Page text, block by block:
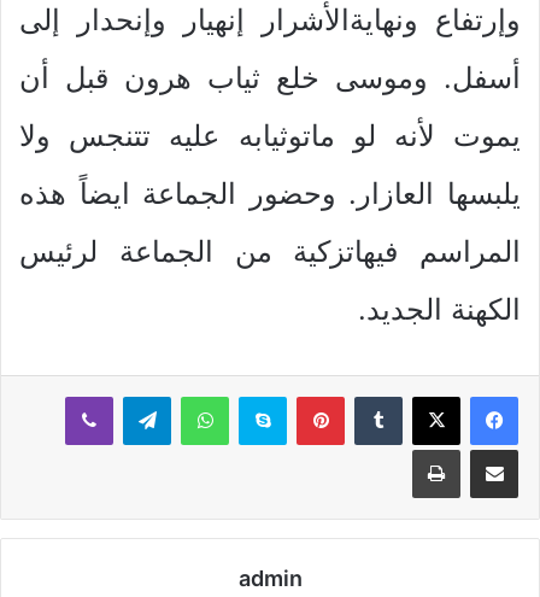
وإرتفاع ونهايةالأشرار إنهيار وإنحدار إلى
أسفل. وموسى خلع ثياب هرون قبل أن
يموت لأنه لو ماتوثيابه عليه تتنجس ولا
يلبسها العازار. وحضور الجماعة ايضاً هذه
المراسم فيهاتزكية من الجماعة لرئيس
الكهنة الجديد.
بينتيريستسكايب واتساب تيلقرام ڤايبر
مشاركة عبر البريد طباعة
admin